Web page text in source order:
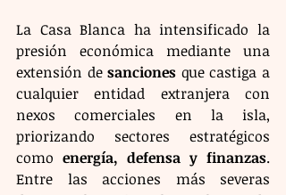
La Casa Blanca ha intensificado la
presión económica mediante una
extensión de sanciones que castiga a
cualquier entidad extranjera con
nexos comerciales en la isla,
priorizando sectores estratégicos
como energía, defensa y finanzas.
Entre las acciones más severas